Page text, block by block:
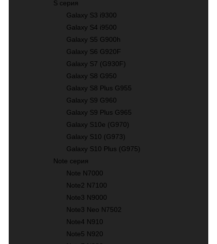
S серия
Galaxy S3 i9300
Galaxy S4 i9500
Galaxy S5 G900h
Galaxy S6 G920F
Galaxy S7 (G930F)
Galaxy S8 G950
Galaxy S8 Plus G955
Galaxy S9 G960
Galaxy S9 Plus G965
Galaxy S10е (G970)
Galaxy S10 (G973)
Galaxy S10 Plus (G975)
Note серия
Note N7000
Note2 N7100
Note3 N9000
Note3 Neo N7502
Note4 N910
Note5 N920